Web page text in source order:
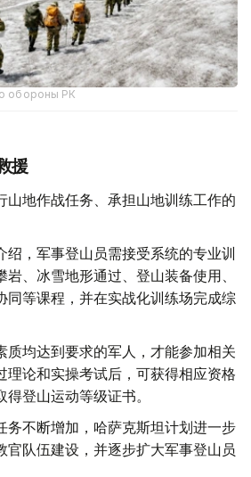
обороны РК
援
山地作战任务、承担山地训练工作的
绍，军事登山员需接受系统的专业训
、冰雪地形通过、登山装备使用、
同等课程，并在实战化训练场完成综
质均达到要求的军人，才能参加相关
理论和实操考试后，可获得相应资格
登山运动等级证书。
务不断增加，哈萨克斯坦计划进一步
官队伍建设，并逐步扩大军事登山员